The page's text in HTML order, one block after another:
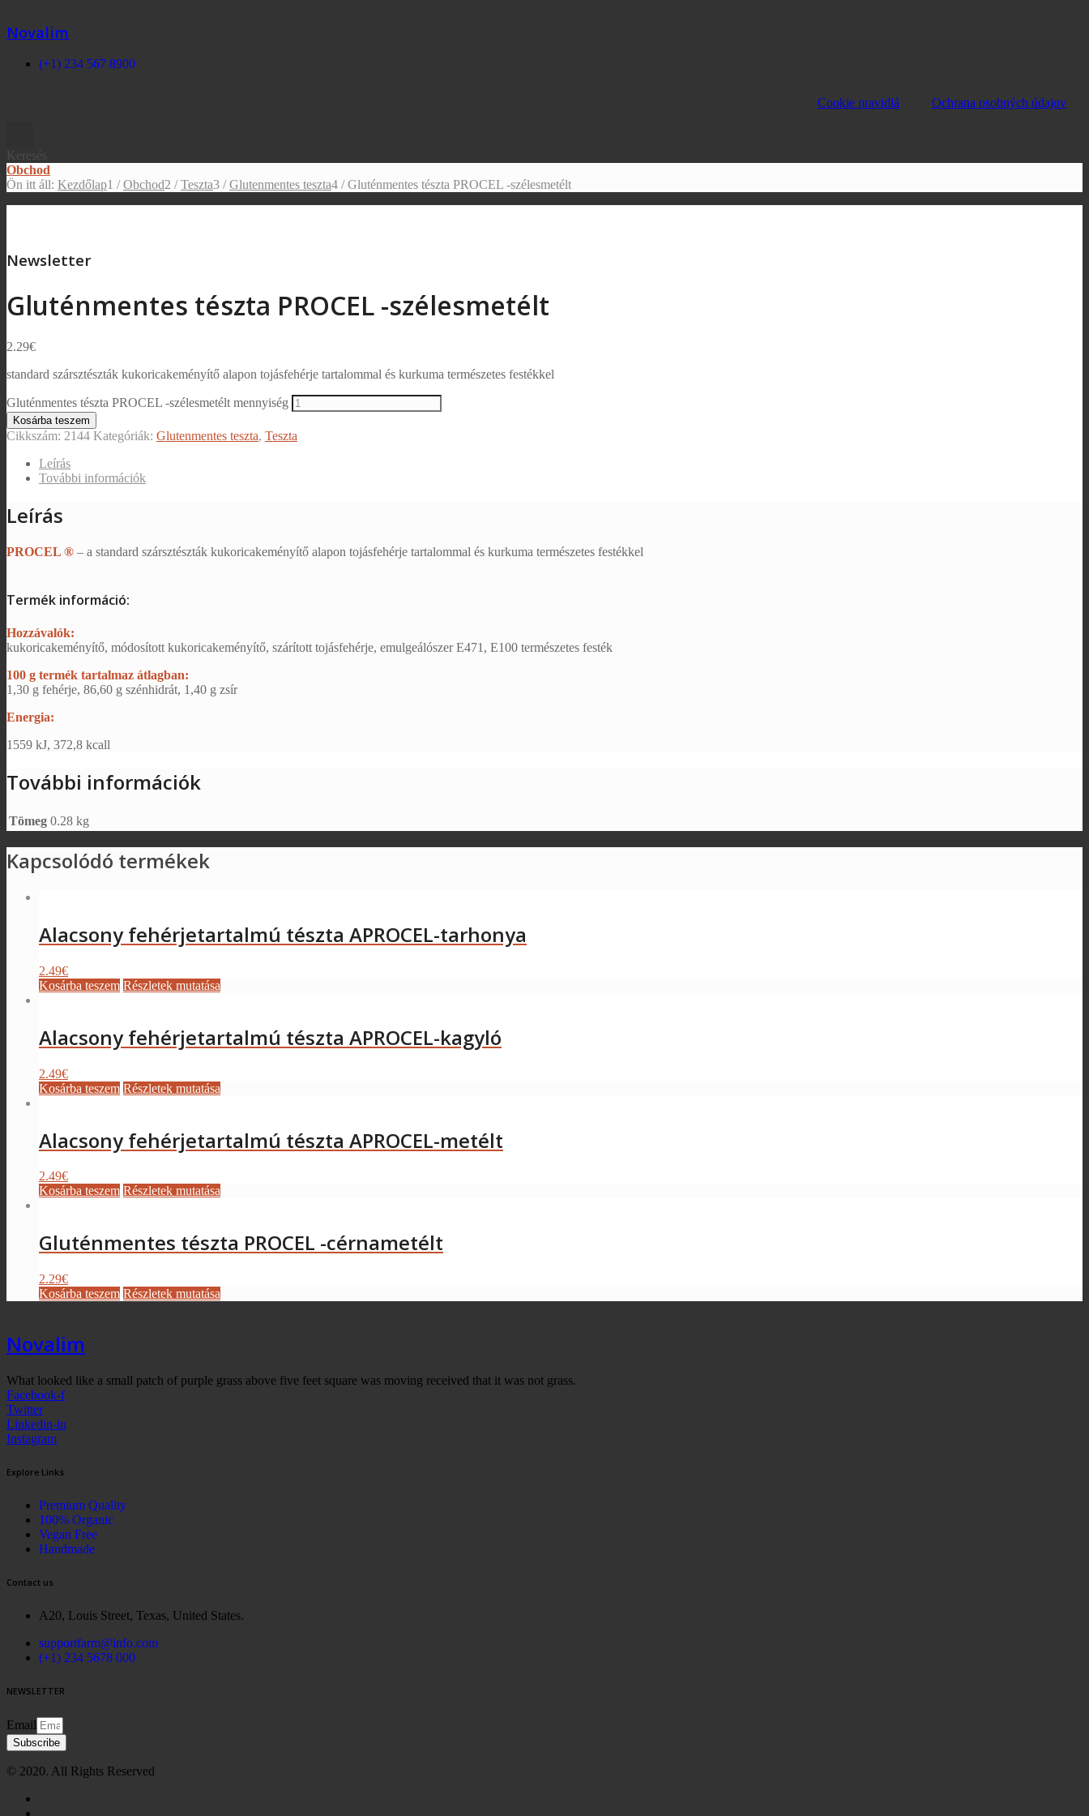
Novalim
(+1) 234 567 8900
Cookie pravidlá Ochrana osobných údajov
Keresés
Obchod
Ön itt áll: Kezdőlap1 / Obchod2 / Teszta3 / Glutenmentes teszta4 / Gluténmentes tészta PROCEL -szélesmetélt
Newsletter
Gluténmentes tészta PROCEL -szélesmetélt
2.29€
standard szársztészták kukoricakeményítő alapon tojásfehérje tartalommal és kurkuma természetes festékkel
Gluténmentes tészta PROCEL -szélesmetélt mennyiség
Kosárba teszem
Cikkszám: 2144 Kategóriák: Glutenmentes teszta, Teszta
Leírás
További információk
Leírás
PROCEL ® – a standard szársztészták kukoricakeményítő alapon tojásfehérje tartalommal és kurkuma természetes festékkel
Termék információ:
Hozzávalók:
kukoricakeményítő, módosított kukoricakeményítő, szárított tojásfehérje, emulgeálószer E471, E100 természetes festék
100 g termék tartalmaz átlagban:
1,30 g fehérje, 86,60 g szénhidrát, 1,40 g zsír
Energia:
1559 kJ, 372,8 kcall
További információk
Tömeg 0.28 kg
Kapcsolódó termékek
Alacsony fehérjetartalmú tészta APROCEL-tarhonya
2.49€
Kosárba teszem Részletek mutatása
Alacsony fehérjetartalmú tészta APROCEL-kagyló
2.49€
Kosárba teszem Részletek mutatása
Alacsony fehérjetartalmú tészta APROCEL-metélt
2.49€
Kosárba teszem Részletek mutatása
Gluténmentes tészta PROCEL -cérnametélt
2.29€
Kosárba teszem Részletek mutatása
Novalim
What looked like a small patch of purple grass above five feet square was moving received that it was not grass.
Facebook-f
Twitter
Linkedin-in
Instagram
Explore Links
Premium Quality
100% Organic
Vegan Free
Handmade
Contact us
A20, Louis Street, Texas, United States.
supportfarm@info.com
(+1) 234 5678 000
NEWSLETTER
Email
Subscribe
© 2020. All Rights Reserved